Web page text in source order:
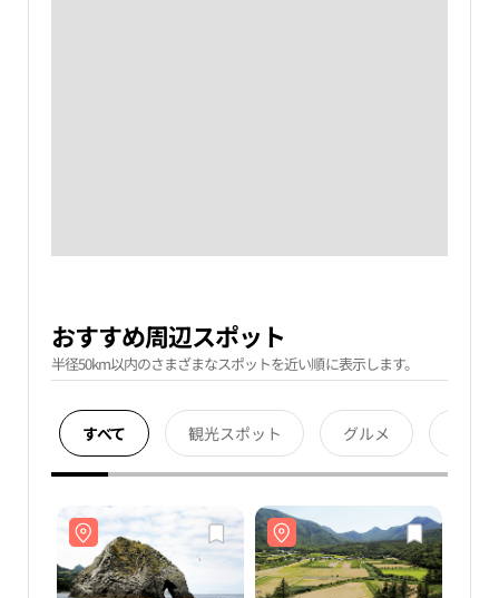
おすすめ周辺スポット
半径50km以内のさまざまなスポットを近い順に表示します。
すべて 観光スポット グルメ